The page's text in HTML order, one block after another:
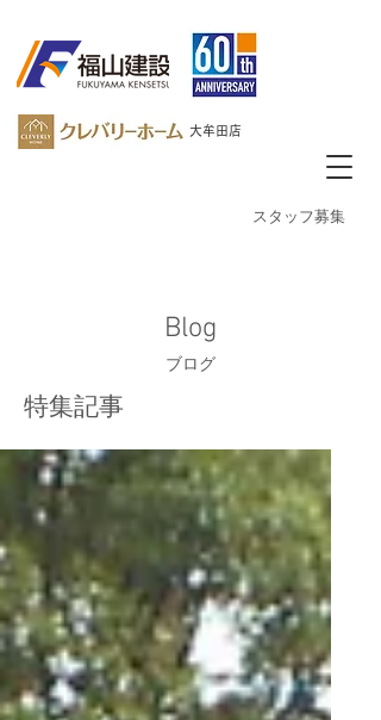
大牟田店
​スタッフ募集
Blog
ブログ
特集記事